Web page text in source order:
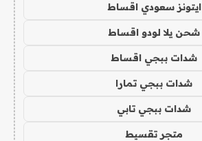
ايتونز سعودي اقساط
شحن يلا لودو اقساط
شدات ببجي اقساط
شدات ببجي تمارا
شدات ببجي تابي
متجر تقسيط